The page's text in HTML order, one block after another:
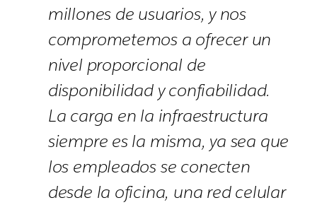
millones de usuarios, y nos
comprometemos a ofrecer un
nivel proporcional de
disponibilidad y confiabilidad.
La carga en la infraestructura
siempre es la misma, ya sea que
los empleados se conecten
desde la oficina, una red celular